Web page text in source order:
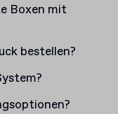
Boxen mit
bestellen?